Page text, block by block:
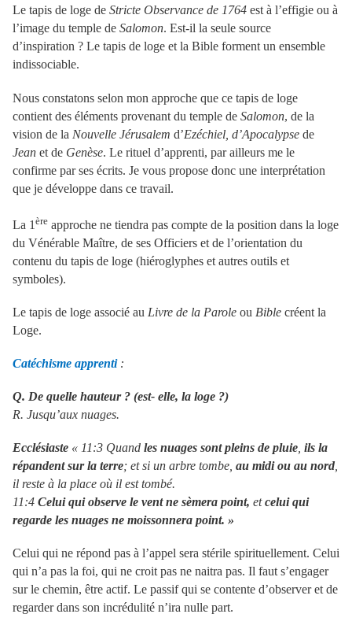
Le tapis de loge de Stricte Observance de 1764 est à l’effigie ou à
l’image du temple de Salomon. Est-il la seule source
d’inspiration ? Le tapis de loge et la Bible forment un ensemble
indissociable.
Nous constatons selon mon approche que ce tapis de loge
contient des éléments provenant du temple de Salomon, de la
vision de la Nouvelle Jérusalem d’Ezéchiel, d’Apocalypse de
Jean et de Genèse. Le rituel d’apprenti, par ailleurs me le
confirme par ses écrits. Je vous propose donc une interprétation
que je développe dans ce travail.
La 1 ère approche ne tiendra pas compte de la position dans la loge
du Vénérable Maître, de ses Officiers et de l’orientation du
contenu du tapis de loge (hiéroglyphes et autres outils et
symboles).
Le tapis de loge associé au Livre de la Parole ou Bible créent la
Loge.
Catéchisme apprenti :
Q. De quelle hauteur ? (est- elle, la loge ?)
R. Jusqu’aux nuages.
Ecclésiaste « 11:3 Quand les nuages sont pleins de pluie ils la
répandent sur la terre; et si un arbre tombe, au midi ou au nord
il reste à la place où il est tombé.
11:4 Celui qui observe le vent ne sèmera point, etcelui qui
regarde les nuages ne moissonnera point. »
Celui qui ne répond pas à l’appel sera stérile spirituellement. Celui
qui n’a pas la foi, qui ne croit pas ne naitra pas. Il faut s’engager
sur le chemin, être actif. Le passif qui se contente d’observer et de
regarder dans son incrédulité n’ira nulle part.